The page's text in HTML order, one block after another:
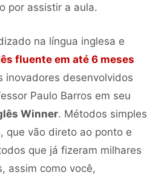
por assistir a aula.
na língua inglesa e
fluente em até 6 meses
inovadores desenvolvidos
Paulo Barros em seu
Winner. Métodos simples
que vão direto ao ponto e
que já fizeram milhares
assim como você,